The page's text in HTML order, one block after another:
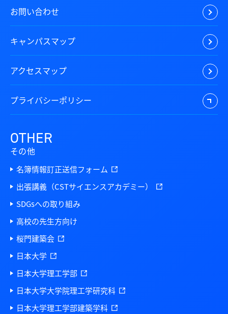
お問い合わせ
キャンパスマップ
アクセスマップ
プライバシーポリシー
OTHER
その他
名簿情報訂正送信フォーム
出張講義（CSTサイエンスアカデミー）
SDGsへの取り組み
高校の先生方向け
桜門建築会
日本大学
日本大学理工学部
日本大学大学院理工学研究科
日本大学理工学部建築学科